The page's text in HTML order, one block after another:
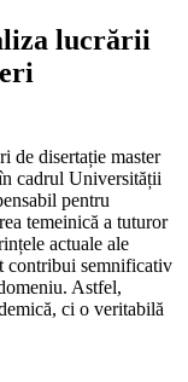
lucrării
de disertație master
cadrul Universității
pentru
temeinică a tuturor
actuale ale
contribui semnificativ
Astfel,
ci o veritabilă